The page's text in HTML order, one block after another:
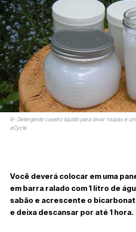
6- Detergente caseiro líquido para lavar roupas é
eCycle
Você deverá colocar em uma
em barra ralado com 1 litro de
sabão e acrescente o
e deixa descansar por até 1 hora.